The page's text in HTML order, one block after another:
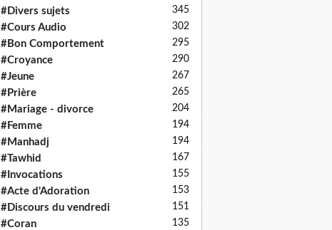
#Divers sujets 345
#Cours Audio 302
#Bon Comportement 295
#Croyance 290
#Jeune 267
#Prière 265
#Mariage - divorce 204
#Femme 194
#Manhadj 194
#Tawhid 167
#Invocations 155
#Acte d'Adoration 153
#Discours du vendredi 151
#Coran 135